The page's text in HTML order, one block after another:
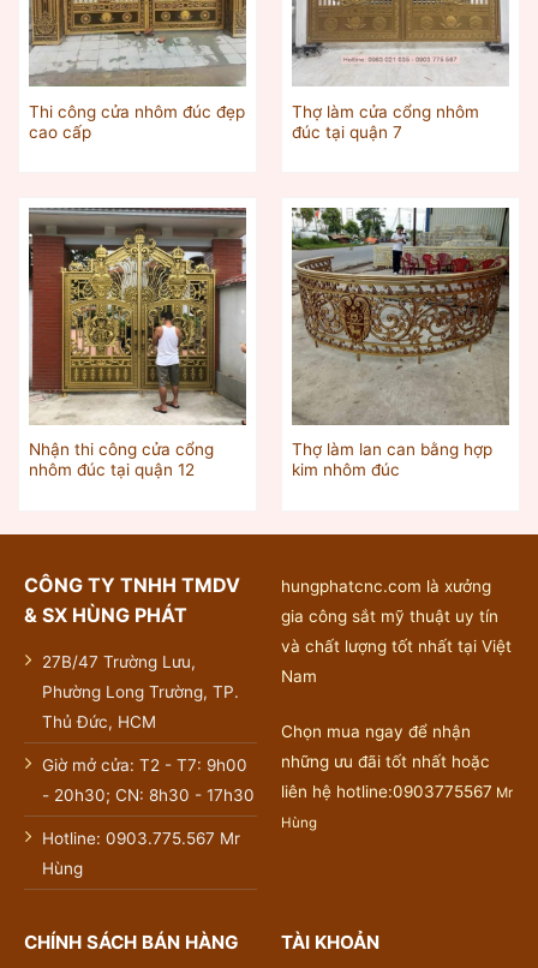
Thi công cửa nhôm đúc đẹp
cao cấp
Thợ làm cửa cổng nhôm
đúc tại quận 7
Nhận thi công cửa cổng
nhôm đúc tại quận 12
Thợ làm lan can bằng hợp
kim nhôm đúc
CÔNG TY TNHH TMDV
& SX HÙNG PHÁT
27B/47 Trường Lưu,
Phường Long Trường, TP.
Thủ Đức, HCM
Giờ mở cửa: T2 - T7: 9h00
- 20h30; CN: 8h30 - 17h30
Hotline: 0903.775.567 Mr
Hùng
hungphatcnc.com là xưởng
gia công sắt mỹ thuật uy tín
và chất lượng tốt nhất tại Việt
Nam
Chọn mua ngay để nhận
những ưu đãi tốt nhất hoặc
liên hệ hotline:0903775567 Mr
Hùng
CHÍNH SÁCH BÁN HÀNG TÀI KHOẢN